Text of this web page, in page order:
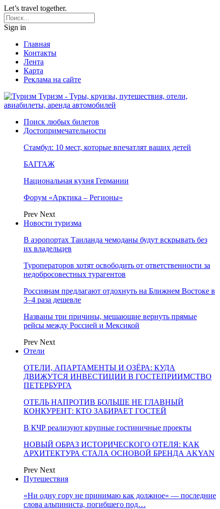
Let’s travel together.
Sign in
Главная
Контакты
Лента
Карта
Реклама на сайте
Туризм - Туры, круизы, путешествия, отели,
авиабилеты, аренда автомобилей
Поиск любых билетов
Достопримечательности
Стамбул: 10 мест, которые впечатлят ваших детей
БАГГАЖ
Национальная кухня Германии
Форум «Арктика – Регионы»
Prev Next
Новости туризма
В аэропортах Таиланда чемоданы будут вскрывать без
их владельцев
Туроператоров хотят освободить от ответственности за
недобросовестных турагентов
Россиянам предлагают отдохнуть на Ближнем Востоке в
3–4 раза дешевле
Названы три причины, мешающие вернуть прямые
рейсы между Россией и Мексикой
Prev Next
Отели
ОТЕЛИ, АПАРТАМЕНТЫ И ОЗЁРА: КУДА
ДВИЖУТСЯ ИНВЕСТИЦИИ В ГОСТЕПРИИМСТВО
ПЕТЕРБУРГА
ОТЕЛЬ НАПРОТИВ БОЛЬШЕ НЕ ГЛАВНЫЙ
КОНКУРЕНТ: КТО ЗАБИРАЕТ ГОСТЕЙ
В КЧР реализуют крупные гостиничные проекты
НОВЫЙ ОБРАЗ ИСТОРИЧЕСКОГО ОТЕЛЯ: КАК
АРХИТЕКТУРА СТАЛА ОСНОВОЙ БРЕНДА AKYAN
Prev Next
Путешествия
«Ни одну гору не принимаю как должное» — последние
слова альпиниста, погибшего под…